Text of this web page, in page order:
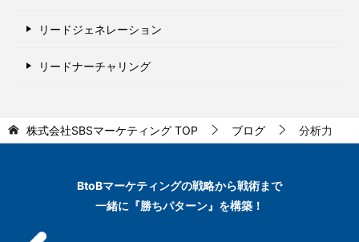
リードジェネレーション
リードナーチャリング
株式会社SBSマーケティング TOP ブログ 分析力
BtoBマーケティングの戦略から戦術まで
一緒に『勝ちパターン』を構築！